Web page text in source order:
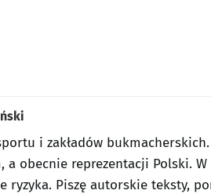
i zakładów
a obecnie reprezentacji Polski.
ryzyka. Piszę autorskie teksty,